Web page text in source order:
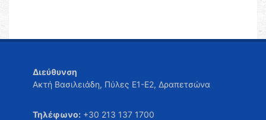
Διεύθυνση
Ακτή Βασιλειάδη, Πύλες Ε1-Ε2, Δραπετσώνα
Τηλέφωνο: +30 213 137 1700